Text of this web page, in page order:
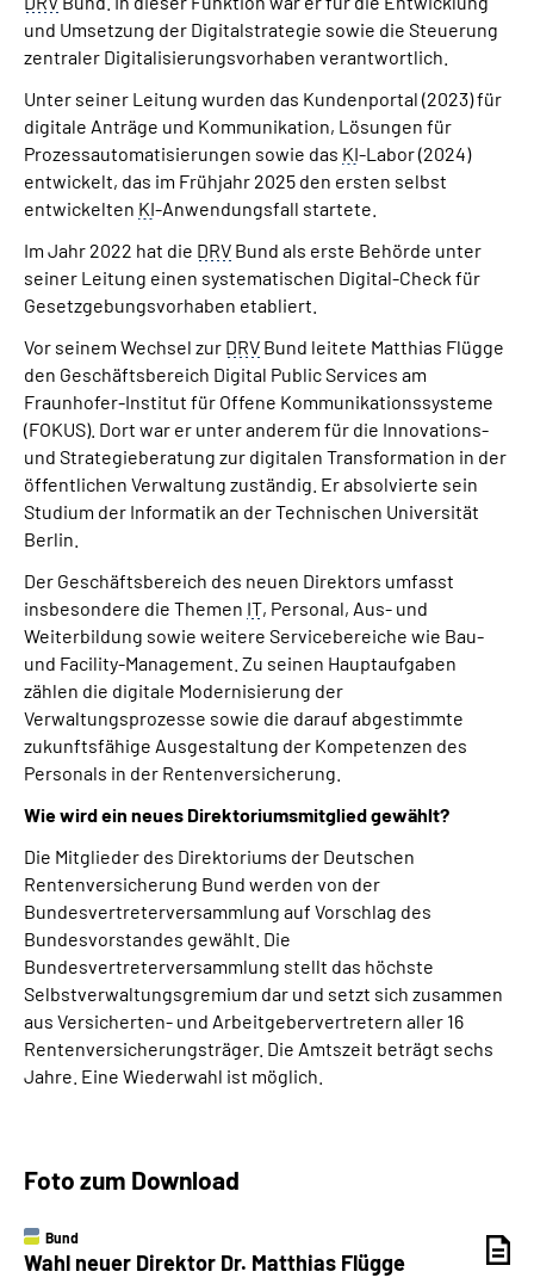
und Umsetzung der Digitalstrategie sowie die Steuerung
zentraler Digitalisierungsvorhaben verantwortlich.
Unter seiner Leitung wurden das Kundenportal (2023) für
digitale Anträge und Kommunikation, Lösungen für
Prozessautomatisierungen sowie das KI-Labor (2024)
entwickelt, das im Frühjahr 2025 den ersten selbst
entwickelten KI-Anwendungsfall startete.
Im Jahr 2022 hat die DRV Bund als erste Behörde unter
seiner Leitung einen systematischen Digital-Check für
Gesetzgebungsvorhaben etabliert.
Vor seinem Wechsel zur DRV Bund leitete Matthias Flügge
den Geschäftsbereich Digital Public Services am
Fraunhofer-Institut für Offene Kommunikationssysteme
(FOKUS). Dort war er unter anderem für die Innovations-
und Strategieberatung zur digitalen Transformation in der
öffentlichen Verwaltung zuständig. Er absolvierte sein
Studium der Informatik an der Technischen Universität
Berlin.
Der Geschäftsbereich des neuen Direktors umfasst
insbesondere die Themen IT, Personal, Aus- und
Weiterbildung sowie weitere Servicebereiche wie Bau-
und Facility-Management. Zu seinen Hauptaufgaben
zählen die digitale Modernisierung der
Verwaltungsprozesse sowie die darauf abgestimmte
zukunftsfähige Ausgestaltung der Kompetenzen des
Personals in der Rentenversicherung.
Wie wird ein neues Direktoriumsmitglied gewählt?
Die Mitglieder des Direktoriums der Deutschen
Rentenversicherung Bund werden von der
Bundesvertreterversammlung auf Vorschlag des
Bundesvorstandes gewählt. Die
Bundesvertreterversammlung stellt das höchste
Selbstverwaltungsgremium dar und setzt sich zusammen
aus Versicherten- und Arbeitgebervertretern aller 16
Rentenversicherungsträger. Die Amtszeit beträgt sechs
Jahre. Eine Wiederwahl ist möglich.
Foto zum Download
Bund
Wahl neuer Direktor Dr. Matthias Flügge